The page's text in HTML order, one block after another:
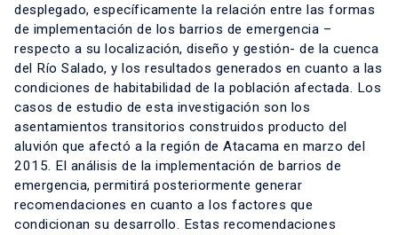
desplegado, específicamente la relación entre las formas
de implementación de los barrios de emergencia –
respecto a su localización, diseño y gestión- de la cuenca
del Río Salado, y los resultados generados en cuanto a las
condiciones de habitabilidad de la población afectada. Los
casos de estudio de esta investigación son los
asentamientos transitorios construidos producto del
aluvión que afectó a la región de Atacama en marzo del
2015. El análisis de la implementación de barrios de
emergencia, permitirá posteriormente generar
recomendaciones en cuanto a los factores que
condicionan su desarrollo. Estas recomendaciones